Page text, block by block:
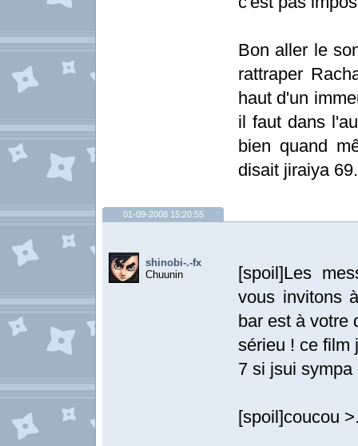
Bon aller le
rattraper
haut d'un
il faut dans
bien quand
disait jiraiya 69.
01-09-2008 15:20:55
shinobi-.-fx
Chuunin
[spoil]Les
vous invitons
bar est à votre
sérieu ! ce film
7 si jsui
[spoil]coucou